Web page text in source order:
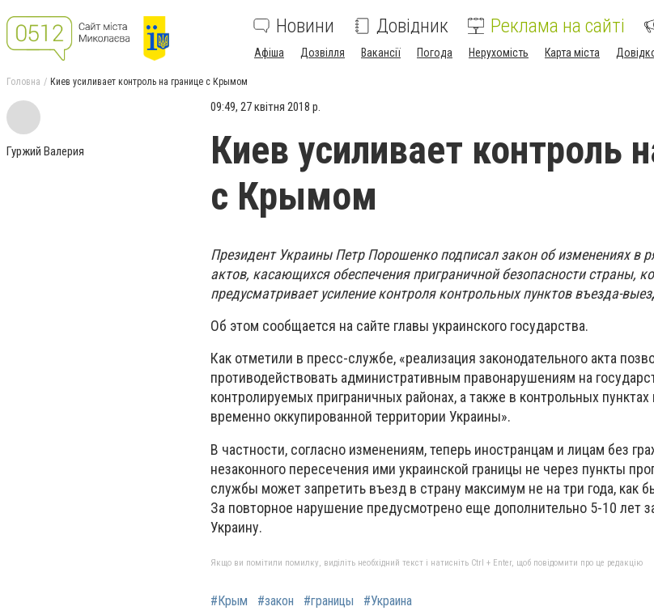
Новини Довідник Реклама на сайті
Афіша Дозвілля Вакансії Погода Нерухомість Карта міста
Головна Киев усиливает контроль на границе с Крымом
Гуржий Валерия
09:49, 27 квітня 2018 р.
Киев усиливает контроль
с Крымом
Президент Украины Петр Порошенко подписал закон об изменениях в
актов, касающихся обеспечения приграничной безопасности страны,
предусматривает усиление контроля контрольных пунктов въезда-
Об этом сообщается на сайте главы украинского государства.
Как отметили в пресс-службе, «реализация законодательного акта
противодействовать административным правонарушениям на
контролируемых приграничных районах, а также в контрольных
временно оккупированной территории Украины».
В частности, согласно изменениям, теперь иностранцам и лицам без
незаконного пересечения ими украинской границы не через пункты
службы может запретить въезд в страну максимум не на три года, как
За повторное нарушение предусмотрено еще дополнительно 5-10 лет
Украину.
Якщо ви помітили помилку, виділіть необхідний текст і натисніть Ctrl + Enter, щоб повідомити про це редакцію
#Крым #закон #границы #Украина